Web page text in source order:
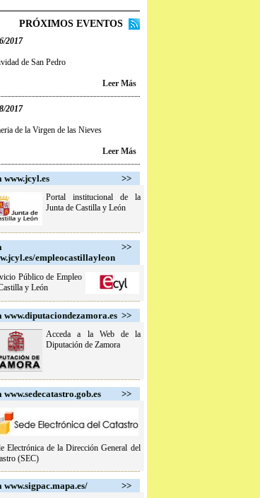
PRÓXIMOS EVENTOS
2017
de San Pedro
Leer Más
2017
de la Virgen de las Nieves
Leer Más
www.jcyl.es >>
Portal institucional de la
Junta de Castilla y León
empleocastillayleon
>>
Público de Empleo
y León
www.diputaciondezamora.es >>
Acceda a la Web de la
Diputación de Zamora
www.sedecatastro.gob.es >>
Electrónica de la Dirección General del
(SEC)
www.sigpac.mapa.es/ >>